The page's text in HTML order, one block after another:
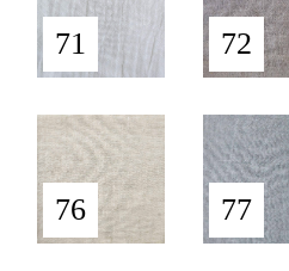
71 72
76 77